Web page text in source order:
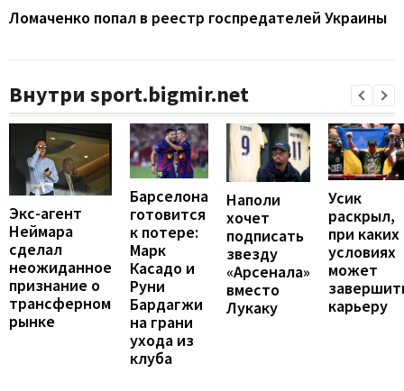
Ломаченко попал в реестр госпредателей Украины
Внутри sport.bigmir.net
Экс-агент
Неймара
сделал
неожиданное
признание о
трансферном
рынке
Барселона
готовится
к потере:
Марк
Касадо и
Руни
Бардагжи
на грани
ухода из
клуба
Наполи
хочет
подписать
звезду
«Арсенала»
вместо
Лукаку
Усик
раскрыл,
при каких
условиях
может
карьеру